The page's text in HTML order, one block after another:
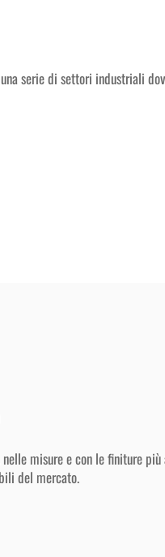
serie di settori industriali
misure e con le finiture
del mercato.